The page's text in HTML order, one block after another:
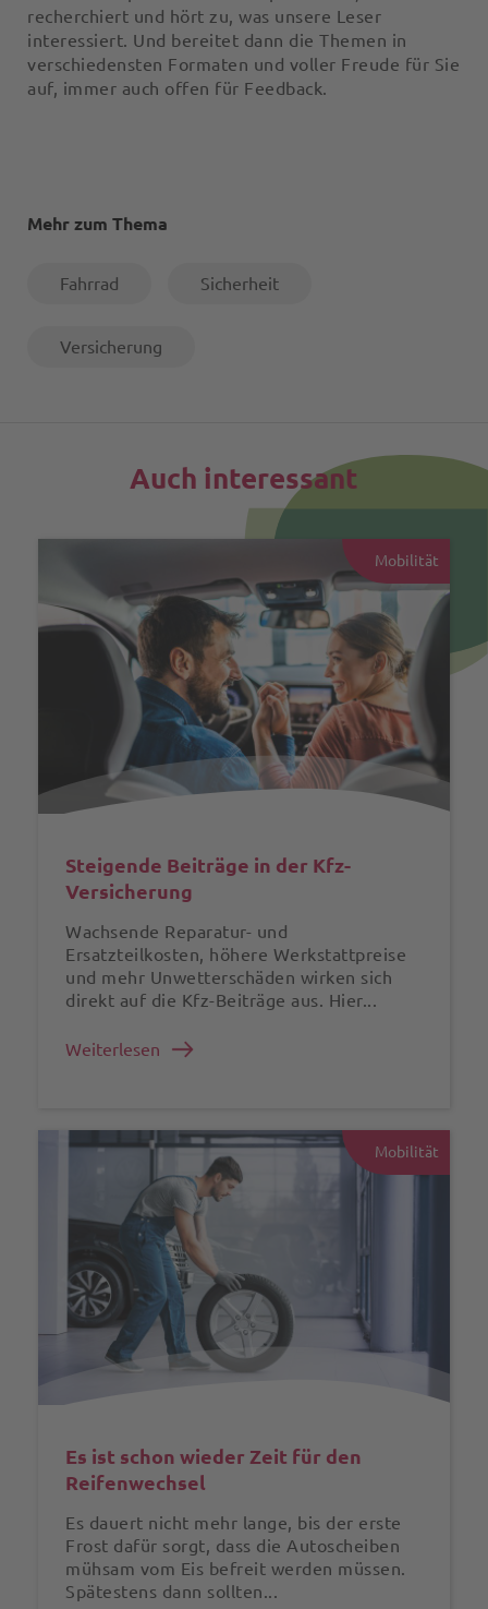
recherchiert und hört zu, was unsere Leser
interessiert. Und bereitet dann die Themen in
verschiedensten Formaten und voller Freude für Sie
auf, immer auch offen für Feedback.
Mehr zum Thema
Fahrrad Sicherheit
Versicherung
Auch interessant
Mobilität
Steigende Beiträge in der Kfz-
Versicherung
Wachsende Reparatur- und
Ersatzteilkosten, höhere Werkstattpreise
und mehr Unwetterschäden wirken sich
direkt auf die Kfz-Beiträge aus. Hier...
Weiterlesen
Mobilität
Es ist schon wieder Zeit für den
Reifenwechsel
Es dauert nicht mehr lange, bis der erste
Frost dafür sorgt, dass die Autoscheiben
mühsam vom Eis befreit werden müssen.
Spätestens dann sollten...